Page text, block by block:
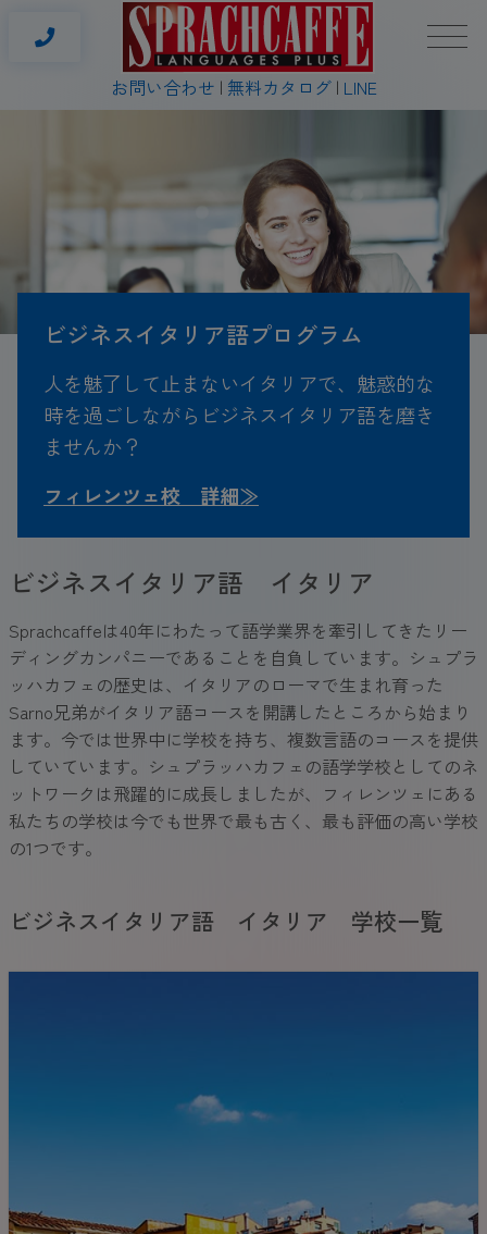
お問い合わせ 無料カタログ LINE
ビジネスイタリア語プログラム
人を魅了して止まないイタリアで、魅惑的な
時を過ごしながらビジネスイタリア語を磨き
ませんか？
フィレンツェ校 詳細≫
ビジネスイタリア語 イタリア
Sprachcaffeは40年にわたって語学業界を牽引してきたリー
ディングカンパニーであることを自負しています。シュプラ
ッハカフェの歴史は、イタリアのローマで生まれ育った
Sarno兄弟がイタリア語コースを開講したところから始まり
ます。今では世界中に学校を持ち、複数言語のコースを提供
していています。シュプラッハカフェの語学学校としてのネ
ットワークは飛躍的に成長しましたが、フィレンツェにある
私たちの学校は今でも世界で最も古く、最も評価の高い学校
の1つです。
ビジネスイタリア語 イタリア 学校一覧